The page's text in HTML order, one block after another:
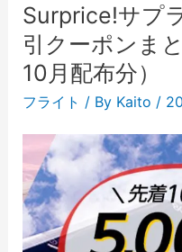
Surprice!サプ
引クーポンま
10月配布分）
フライト / By Kaito /